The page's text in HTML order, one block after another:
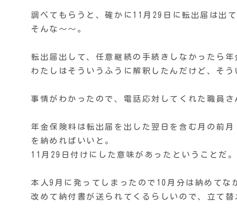
調べてもらうと、確かに11月29日に転出届は出
そんな〜〜。
転出届出して、任意継続の手続きしなかったら
わたしはそういうふうに解釈したんだけど、そ
事情がわかったので、電話応対してくれた職員さ
年金保険料は転出届を出した翌日を含む月の前
を納めればいいと。
11月29日付けにした意味があったということだ。
本人9月に発ってしまったので10月分は納めてな
改めて納付書が送られてくるらしいので、立て替